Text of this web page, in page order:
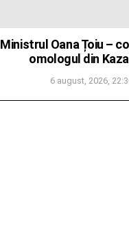
Ministrul Oana Țoiu –
omologul din
6 august, 2026,